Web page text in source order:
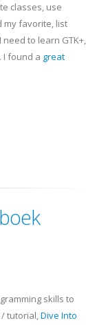
classes, use
my favorite, list
need to learn GTK+,
I found a great
skills to
/ tutorial,Dive Into